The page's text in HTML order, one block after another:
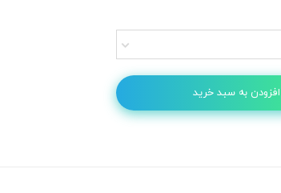
افزودن به سبد خرید